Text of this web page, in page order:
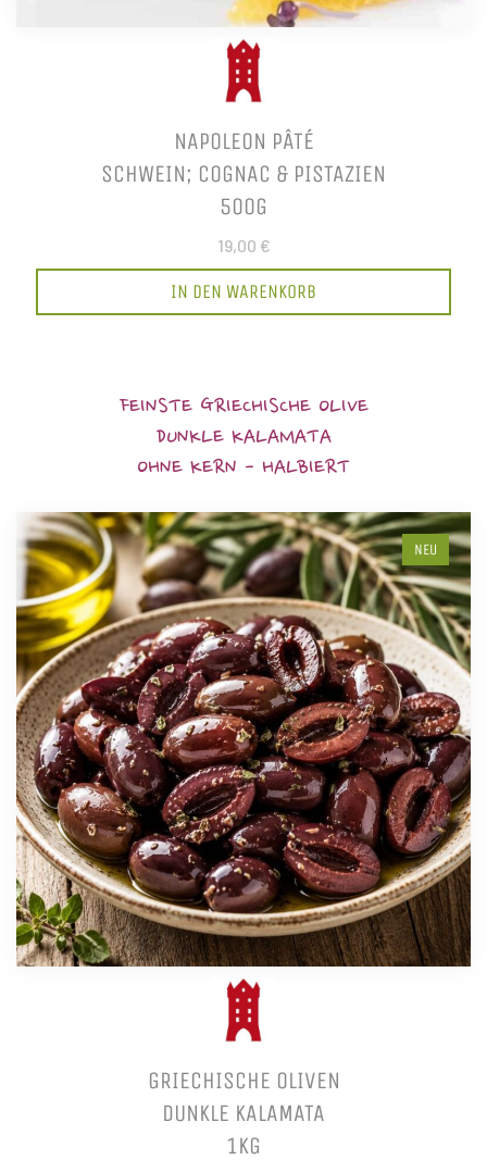
NAPOLEON PÂTÉ
SCHWEIN; COGNAC & PISTAZIEN
500G
19,00 €
IN DEN WARENKORB
FEINSTE GRIECHISCHE OLIVE
DUNKLE KALAMATA
OHNE KERN - HALBIERT
NEU
GRIECHISCHE OLIVEN
DUNKLE KALAMATA
1KG